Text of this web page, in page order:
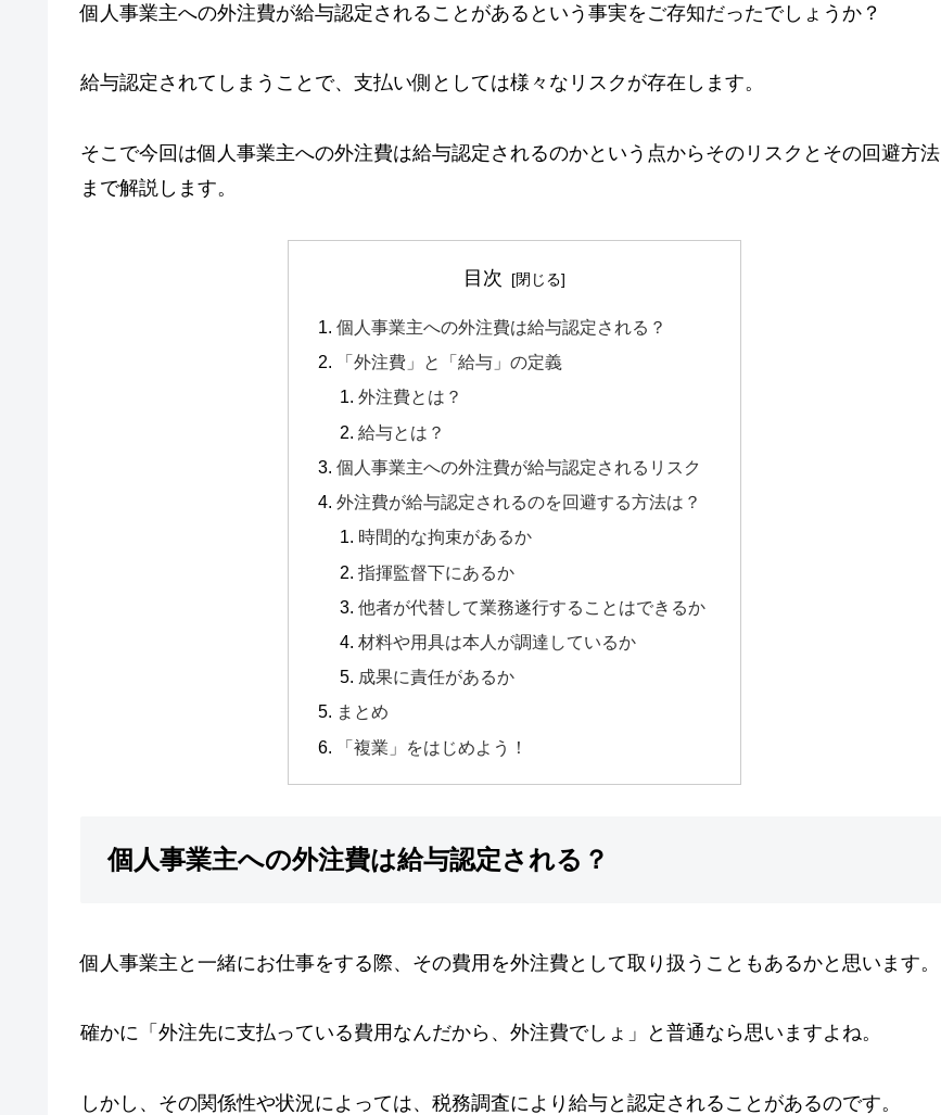
個人事業主への外注費が給与認定されることがあるという事実をご存知だったでしょうか？
給与認定されてしまうことで、支払い側としては様々なリスクが存在します。
そこで今回は個人事業主への外注費は給与認定されるのかという点からそのリスクとその回避方法
まで解説します。
目次
個人事業主への外注費は給与認定される？
「外注費」と「給与」の定義
外注費とは？
給与とは？
個人事業主への外注費が給与認定されるリスク
外注費が給与認定されるのを回避する方法は？
時間的な拘束があるか
指揮監督下にあるか
他者が代替して業務遂行することはできるか
材料や用具は本人が調達しているか
成果に責任があるか
まとめ
「複業」をはじめよう！
個人事業主への外注費は給与認定される？
個人事業主と一緒にお仕事をする際、その費用を外注費として取り扱うこともあるかと思います。
確かに「外注先に支払っている費用なんだから、外注費でしょ」と普通なら思いますよね。
しかし、その関係性や状況によっては、税務調査により給与と認定されることがあるのです。